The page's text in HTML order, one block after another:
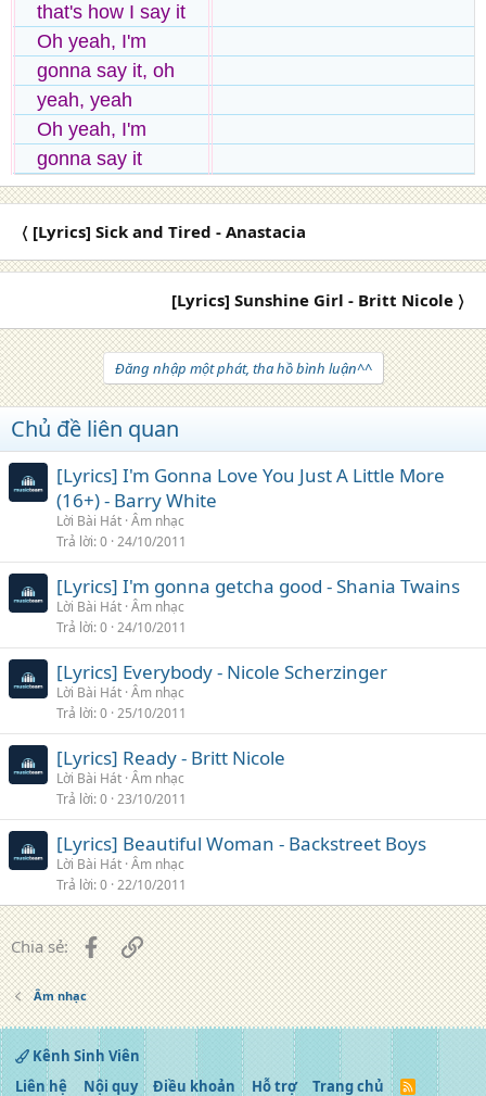
that's how I say it
Oh yeah, I'm
gonna say it, oh
yeah, yeah
Oh yeah, I'm
gonna say it
〈 [Lyrics] Sick and Tired - Anastacia
[Lyrics] Sunshine Girl - Britt Nicole 〉
Đăng nhập một phát, tha hồ bình luận^^
Chủ đề liên quan
[Lyrics] I'm Gonna Love You Just A Little More
(16+) - Barry White
Lời Bài Hát Âm nhạc
Trả lời 0 24/10/2011
[Lyrics] I'm gonna getcha good - Shania Twains
Lời Bài Hát Âm nhạc
Trả lời 0 24/10/2011
[Lyrics] Everybody - Nicole Scherzinger
Lời Bài Hát Âm nhạc
Trả lời 0 25/10/2011
[Lyrics] Ready - Britt Nicole
Lời Bài Hát Âm nhạc
Trả lời 0 23/10/2011
[Lyrics] Beautiful Woman - Backstreet Boys
Lời Bài Hát Âm nhạc
Trả lời 0 22/10/2011
Chia sẻ: FacebookLiên kết
Âm nhạc
Kênh Sinh Viên
Liên hệ
Nội quy Điều khoản Hỗ trợ Trang chủ
R